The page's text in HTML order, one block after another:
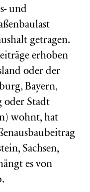
und
getragen.
erhoben
oder der
Bayern,
oder Stadt
wohnt, hat
Sachsen,
es von